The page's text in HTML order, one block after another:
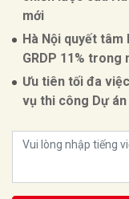
mới
Hà Nội quyết
GRDP 11% trong
Ưu tiên tối đa
vụ thi công Dự